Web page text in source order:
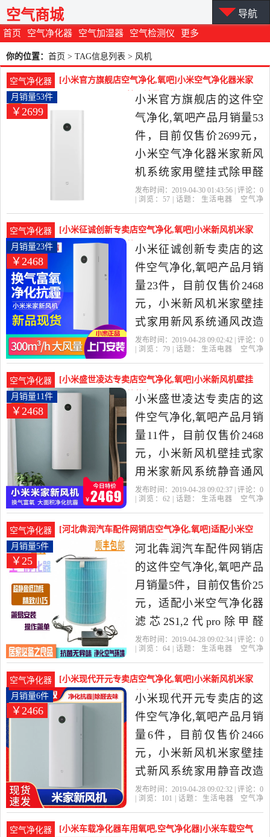
首页 空气净化器 空气加湿器 空气检测仪 更多
空气商城 导航
你的位置： 首页 > TAG信息列表 > 风机
空气净化器
[小米官方旗舰店空气净化,氧吧]小米空气净化器米家
新风机系统家用壁挂月销量53件仅售2699元
￥2699
月销量53件
小米官方旗舰店的这件空
气净化,氧吧产品月销量53
件，目前仅售价2699元，
小米空气净化器米家新风
机系统家用壁挂式除甲醛
除雾霾PM2.5 粉尘是2019
活电器当中性价比很高的
空气净化,氧吧，由北京发
货。
发布时间：2019-04-30 01:43:56 | 评论： 0
| 浏览： 57| 话题： 生活电器
空气净
空气净化器
[小米征诚创新专卖店空气净化,氧吧]小米新风机米家
壁挂式家用新风系统通风月销量23件仅售2468元
￥2468
月销量23件
小米征诚创新专卖店的这
件空气净化,氧吧产品月销
量23件，目前仅售价2468
元，小米新风机米家壁挂
式家用新风系统通风改造
空气净化器除甲醛雾霾是
店精选生活电器当中性价
比很高的空气净化,氧吧，
由北京发货。
发布时间：2019-04-28 09:02:42 | 评论： 0
| 浏览： 79| 话题： 生活电器
空气净
空气净化器
[小米盛世凌达专卖店空气净化,氧吧]小米新风机壁挂
式家用米家新风系统静音月销量11件仅售2468元
￥2468
月销量11件
小米盛世凌达专卖店的这
件空气净化,氧吧产品月销
量11件，目前仅售价2468
元，小米新风机壁挂式家
用米家新风系统静音通风
除甲醛雾霾空气净化器是
店精选生活电器当中性价
比很高的空气净化,氧吧，
由广东 深圳发货。
发布时间：2019-04-28 09:02:37 | 评论： 0
| 浏览： 62| 话题： 生活电器
空气净
空气净化器
[河北犇润汽车配件网销店空气净化,氧吧]适配小米空
气净化器滤芯2S1,2代p月销量5件仅售25元
￥25
月销量5件
河北犇润汽车配件网销店
的这件空气净化,氧吧产品
月销量5件，目前仅售价25
元，适配小米空气净化器
滤芯2S1,2代pro除甲醛
pm2.5自制DIY活性炭滤网
件网销店精选生活电器当
中性价比很高的空气净化,
氧吧，由河北 邢台发货。
发布时间：2019-04-28 09:02:34 | 评论： 0
| 浏览： 64| 话题： 生活电器
空气净
空气净化器
[小米现代开元专卖店空气净化,氧吧]小米新风机米家
壁挂式新风系统家用静音月销量6件仅售2466元
￥2466
月销量6件
小米现代开元专卖店的这
件空气净化,氧吧产品月销
量6件，目前仅售价2466
元，小米新风机米家壁挂
式新风系统家用静音改造
空气净化器除甲醛雾霾是
店精选生活电器当中性价
发布时间：2019-04-28 09:02:32 | 评论： 0
| 浏览： 101 | 话题： 生活电器
空气净
空气净化器
[小米车载净化器车用氧吧,空气净化器]小米车载空气